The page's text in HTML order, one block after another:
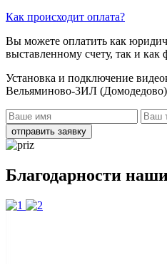
Как происходит оплата?
Вы можете оплатить как
выставленному счету, так и
Установка и подключение
Вельяминово-3ИЛ (Домодедово)
отправить заявку
Благодарности